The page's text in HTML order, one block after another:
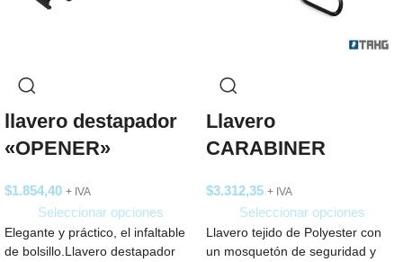
llavero destapador
«OPENER»
$1.854,40 + IVA
Seleccionar opciones
Elegante y práctico, el infaltable
de bolsillo.Llavero destapador
Llavero
CARABINER
$3.312,35 + IVA
Seleccionar opciones
Llavero tejido de Polyester con
un mosquetón de seguridad y